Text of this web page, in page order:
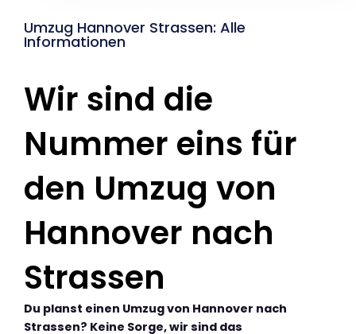
Umzug Hannover Strassen: Alle
Informationen
Wir sind die
Nummer eins für
den Umzug von
Hannover nach
Strassen
Du planst einen Umzug von Hannover nach
Strassen? Keine Sorge, wir sind das